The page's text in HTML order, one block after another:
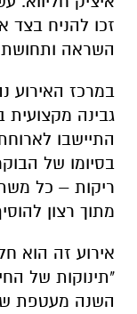
זכו להניח בצד
השראה
במרכז האירוע
גבינה מקצועית
התיישבו
בסיומו של
ריקות – כל
מתוך רצון
אירוע זה הוא
"תינוקות של
השנה מעטפת של